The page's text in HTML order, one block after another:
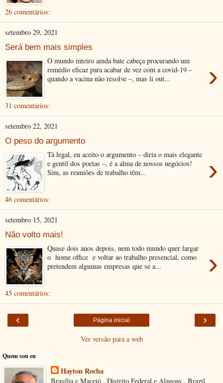
26 comentários:
setembro 29, 2021
Será bem mais simples
›
O mundo inteiro ainda bate cabeça procurando um
remédio eficaz para acabar de vez com a covid-19 –
quando a vacina não resolve –, mas li out...
31 comentários:
setembro 22, 2021
O peso do argumento
›
Tá legal, eu aceito o argumento – diria o mais elegante
e gentil dos poetas –, é a alma de nossos negócios!
Sim, as reuniões de trabalho têm...
46 comentários:
setembro 15, 2021
Não volto mais!
›
Quase dois anos depois, nem todo mundo quer largar
o home office e voltar ao trabalho presencial, como
pretendem algumas empresas que se a...
45 comentários:
‹ ›
Página inicial
Ver versão para a web
Quem sou eu
Hayton Rocha
Brasília e Maceió , Distrito Federal e Alagoas , Brazil